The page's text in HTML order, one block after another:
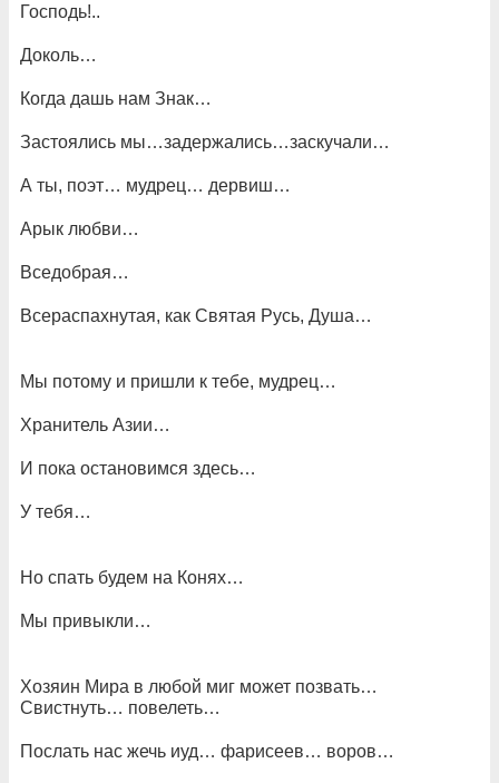
Господь!..
Доколь…
Когда дашь нам Знак…
Застоялись мы…задержались…заскучали…
А ты, поэт… мудрец… дервиш…
Арык любви…
Вседобрая…
Всераспахнутая, как Святая Русь, Душа…
Мы потому и пришли к тебе, мудрец…
Хранитель Азии…
И пока остановимся здесь…
У тебя…
Но спать будем на Конях…
Мы привыкли…
Хозяин Мира в любой миг может позвать…
Свистнуть… повелеть…
Послать нас жечь иуд… фарисеев… воров…